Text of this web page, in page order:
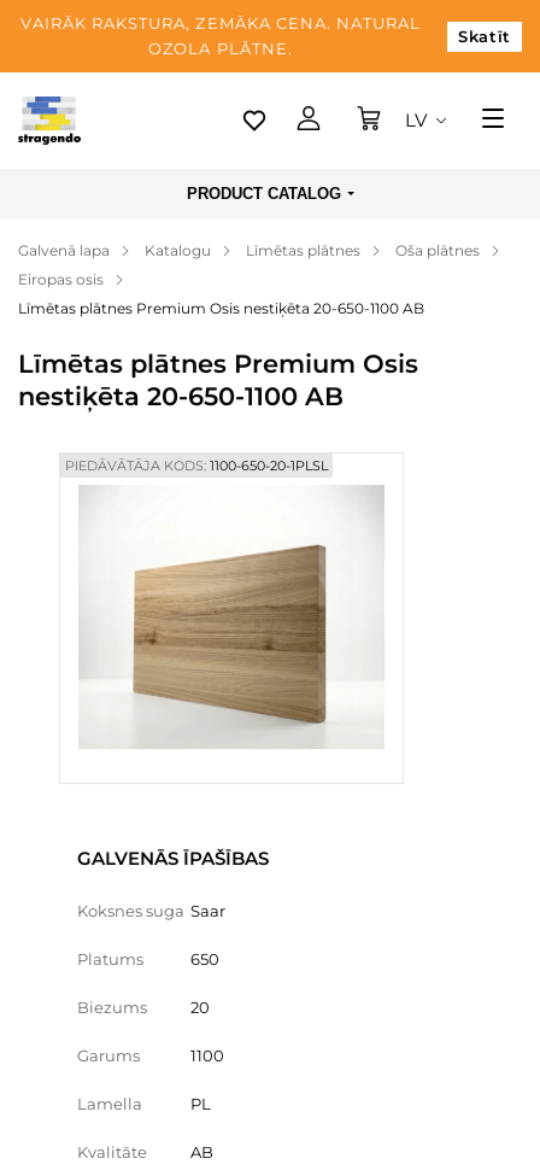
VAIRĀK RAKSTURA, ZEMĀKA CENA. NATURAL
OZOLA PLĀTNE.
Skatīt
Tallina
Apmaksa
Par mums
Blogs
Kontaktinformācija
LV
PRODUCT CATALOG
Galvenā lapa Katalogu Līmētas plātnes
Oša plātnes
Eiropas osis
Līmētas plātnes Premium Osis nestiķēta 20-650-1100 AB
Līmētas plātnes Premium Osis
nestiķēta 20-650-1100 AB
PIEDĀVĀTĀJA KODS:1100-650-20-1PLSL
GALVENĀS ĪPAŠĪBAS
Koksnes suga Saar
Platums 650
Biezums 20
Garums 1100
Lamella PL
Kvalitāte AB